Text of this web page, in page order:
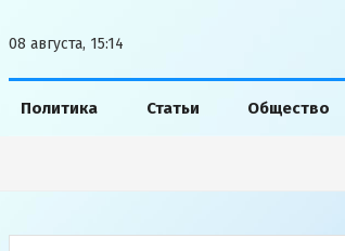
08 августа, 15:14
Политика Статьи Общество